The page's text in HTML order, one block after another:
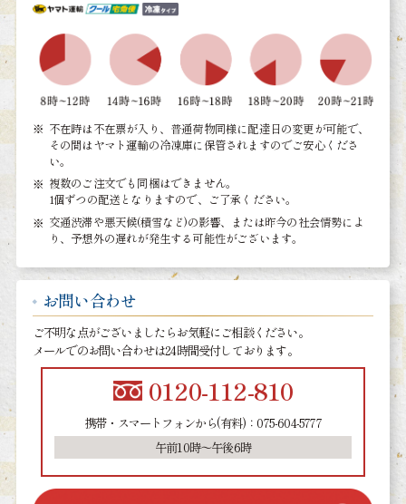
不在時は不在票が入り、普通荷物同様に配達日の変更が可能で、
その間はヤマト運輸の冷凍庫に保管されますのでご安心くださ
い。
複数のご注文でも同梱はできません。
1個ずつの配送となりますので、ご了承ください。
交通渋滞や悪天候(積雪など)の影響、または昨今の社会情勢によ
り、予想外の遅れが発生する可能性がございます。
お問い合わせ
ご不明な点がございましたらお気軽にご相談ください。
メールでのお問い合わせは24時間受付しております。
0120-112-810
携帯・スマートフォンから(有料)：075-604-5777
午前10時～午後6時